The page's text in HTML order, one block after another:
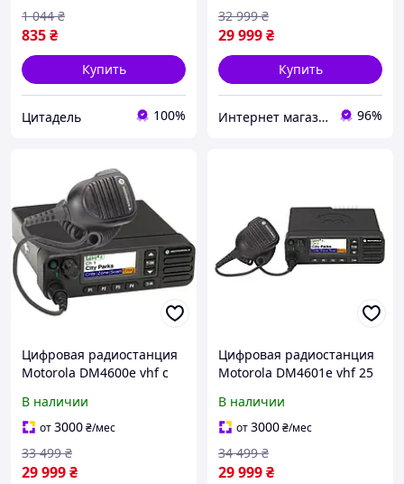
835₴
1 044 ₴
Купить
Цитадель 100%
29 999₴
32 999 ₴
Купить
Интернет магазин Store7 96%
Цифровая радиостанция
Motorola DM4600e vhf с
В наличии
от3000₴/мес
29 999₴
33 499 ₴
Цифровая радиостанция
Motorola DM4601e vhf 25
В наличии
от3000₴/мес
29 999₴
34 499 ₴